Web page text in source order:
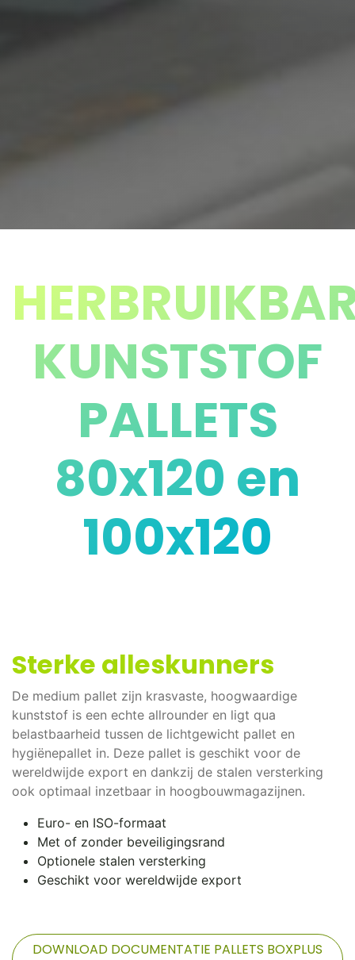
KUNSTSTOF
PALLETS
80x120 en
100x120
Sterke alleskunners
De medium pallet zijn krasvaste, hoogwaardige
kunststof is een echte allrounder en ligt qua
belastbaarheid tussen de lichtgewicht pallet en
hygiënepallet in. Deze pallet is geschikt voor de
wereldwijde export en dankzij de stalen versterking
ook optimaal inzetbaar in hoogbouwmagazijnen.
Euro- en ISO-formaat
Met of zonder beveiligingsrand
Optionele stalen versterking
Geschikt voor wereldwijde export
DOWNLOAD DOCUMENTATIE PALLETS BOXPLUS